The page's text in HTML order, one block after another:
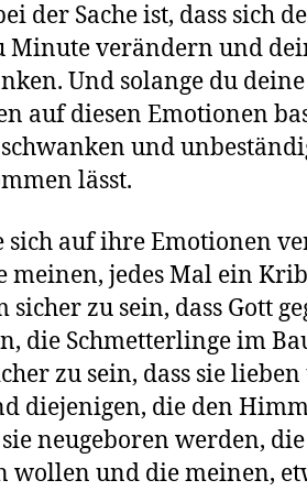
der Sache ist, dass sich
Minute verändern und
Und solange du deine
auf diesen Emotionen
und
lässt.
sich auf ihre Emotionen
meinen, jedes Mal ein
sicher zu sein, dass Gott
die Schmetterlinge im
zu sein, dass sie
diejenigen, die den
neugeboren werden,
wollen und die meinen,